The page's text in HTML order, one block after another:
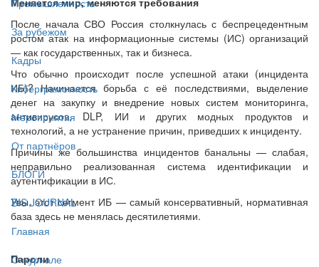
Промышленность
За рубежом
Кадры
Киберграмотность
Мероприятия
От партнёров
БЛОГИ
BIS JOURNAL
Главная
О журнале
После начала СВО Россия столкнулась с беспрецедентным
ростом атак на информационные системы (ИС) организаций
— как государственных, так и бизнеса.
Что обычно происходит после успешной атаки (инцидента
ИБ)? Начинается борьба с её последствиями, выделение
денег на закупку и внедрение новых систем мониторинга,
антивирусов, DLP, ИИ и других модных продуктов и
технологий, а не устранение причин, приведших к инциденту.
Причины же большинства инцидентов банальны — слабая,
неправильно реализованная система идентификации и
аутентификации в ИС.
Увы, этот сегмент ИБ — самый консервативный, нормативная
база здесь не менялась десятилетиями.
Пароли